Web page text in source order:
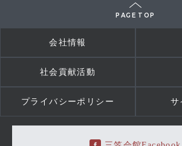
PAGE TOP
会社情報
社会貢献活動
プライバシーポリシー サ